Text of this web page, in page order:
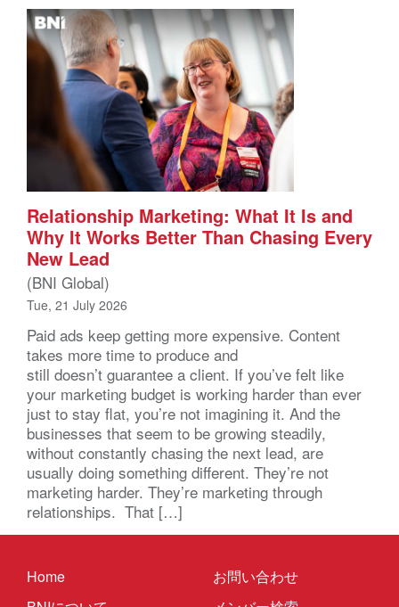
Relationship Marketing: What It Is and
Why It Works Better Than Chasing Every
New Lead
(BNI Global)
Tue, 21 July 2026
Paid ads keep getting more expensive. Content
takes more time to produce and
still doesn’t guarantee a client. If you’ve felt like
your marketing budget is working harder than ever
just to stay flat, you’re not imagining it. And the
businesses that seem to be growing steadily,
without constantly chasing the next lead, are
usually doing something different. They’re not
marketing harder. They’re marketing through
relationships. That […]
Home
お問い合わせ